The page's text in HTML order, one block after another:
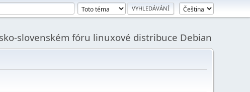
slovenském fóru linuxové distribuce Debian